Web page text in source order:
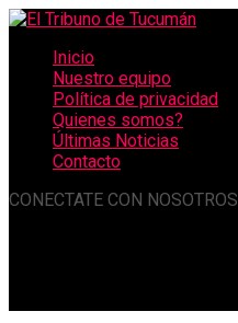
Inicio
Nuestro equipo
Política de privacidad
Quienes somos?
Últimas Noticias
Contacto
CONECTATE CON NOSOTROS